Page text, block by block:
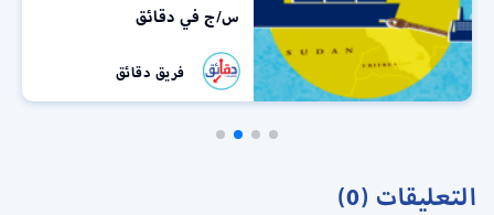
س/ج في دقائق
فريق دقائق
التعليقات (0)